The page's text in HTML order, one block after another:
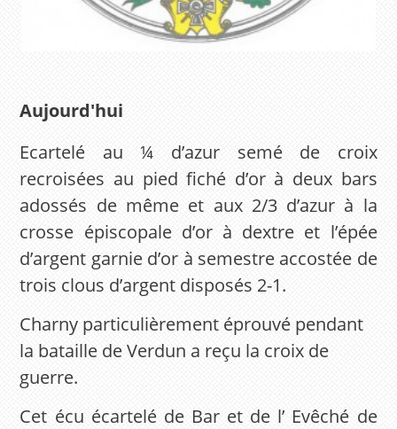
Aujourd'hui
Ecartelé au ¼ d’azur semé de croix
recroisées au pied fiché d’or à deux bars
adossés de même et aux 2/3 d’azur à la
crosse épiscopale d’or à dextre et l’épée
d’argent garnie d’or à semestre accostée de
trois clous d’argent disposés 2-1.
Charny particulièrement éprouvé pendant
la bataille de Verdun a reçu la croix de
guerre.
Cet écu écartelé de Bar et de l’ Evêché de